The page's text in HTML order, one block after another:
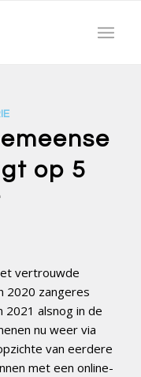
op 5
vertrouwde
2020 zangeres
2021 alsnog in de
nu weer via
van eerdere
met een online-